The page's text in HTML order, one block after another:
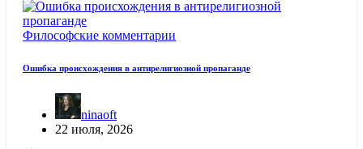
Философские комментарии
Ошибка происхождения в антирелигиозной пропаганде
ninaoft
22 июля, 2026